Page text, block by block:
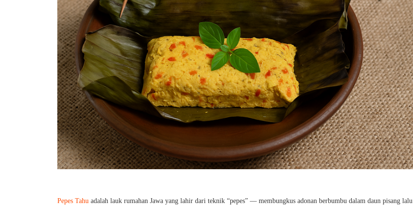
Pepes Tahu adalah lauk rumahan Jawa yang lahir dari teknik “pepes” — membungkus adonan berbumbu dalam daun pisang lalu